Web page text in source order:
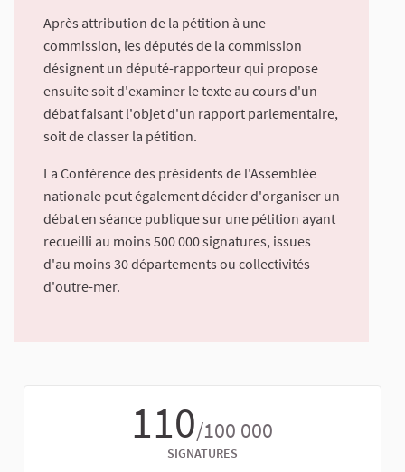
Après attribution de la pétition à une
commission, les députés de la commission
désignent un député-rapporteur qui propose
ensuite soit d'examiner le texte au cours d'un
débat faisant l'objet d'un rapport parlementaire,
soit de classer la pétition.
La Conférence des présidents de l'Assemblée
nationale peut également décider d'organiser un
débat en séance publique sur une pétition ayant
recueilli au moins 500 000 signatures, issues
d'au moins 30 départements ou collectivités
d'outre-mer.
110/100 000
SIGNATURES